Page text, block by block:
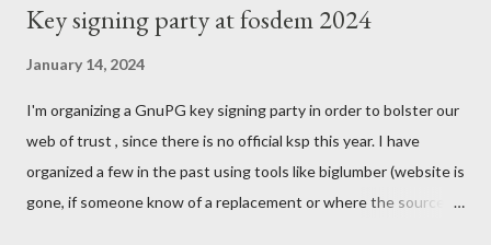
Blackberry was slowly starting to die. In the Silicon Valley
and use smartphones to join the internet revolution. We were
struggling with Chrome and the massive investment by Google
to take market share. Our Firefox port on Android was having
loads of issues. We were denied by Apple's policies to be
Key signing party at fosdem 2024
January 14, 2024
I'm organizing a GnuPG key signing party in order to bolster our
web of trust , since there is no official ksp this year. I have
organized a few in the past using tools like biglumber (website is
gone, if someone know of a replacement or where the source